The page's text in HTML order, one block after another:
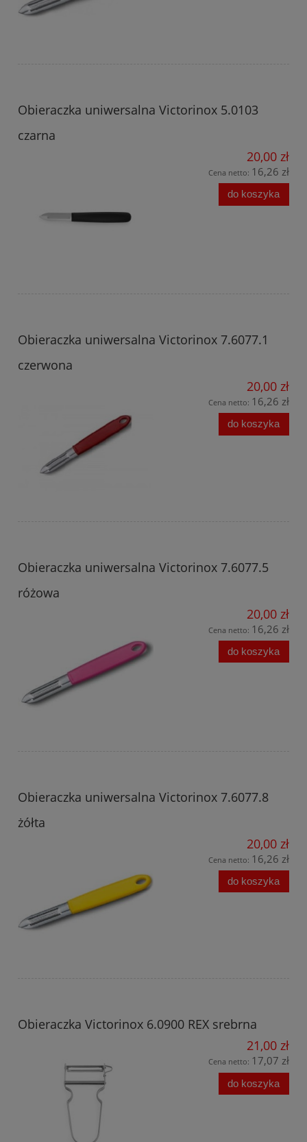
Obieraczka uniwersalna Victorinox 5.0103
czarna
20,00 zł
Cena netto: 16,26 zł
do koszyka
Obieraczka uniwersalna Victorinox 7.6077.1
czerwona
20,00 zł
Cena netto: 16,26 zł
do koszyka
Obieraczka uniwersalna Victorinox 7.6077.5
różowa
20,00 zł
Cena netto: 16,26 zł
do koszyka
Obieraczka uniwersalna Victorinox 7.6077.8
żółta
20,00 zł
Cena netto: 16,26 zł
do koszyka
Obieraczka Victorinox 6.0900 REX srebrna
21,00 zł
Cena netto: 17,07 zł
do koszyka